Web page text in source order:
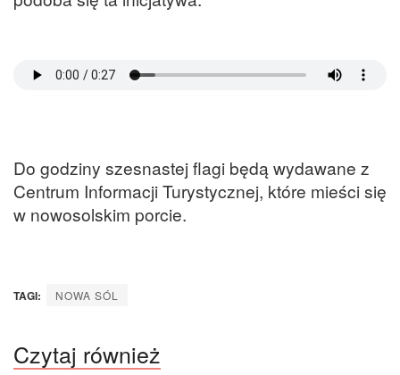
Do godziny szesnastej flagi będą wydawane z
Centrum Informacji Turystycznej, które mieści się
w nowosolskim porcie.
TAGI: NOWA SÓL
Czytaj również